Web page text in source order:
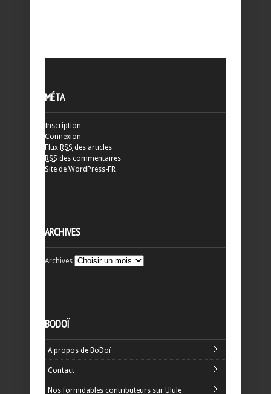
MÉTA
Inscription
Connexion
Flux RSS des articles
RSS des commentaires
Site de WordPress-FR
ARCHIVES
Archives
BODOÏ
A propos de BoDoï
Contact
Nos formidables contributeurs sur Ulule